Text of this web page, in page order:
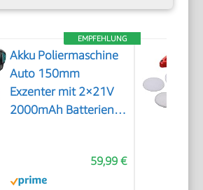
EMPFEHLUNG
Akku Poliermaschine
Auto 150mm
Exzenter mit 2×21V
2000mAh Batterien,
Kabellose Auto
59,99 €